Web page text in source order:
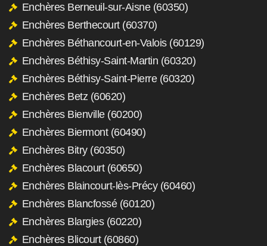
Enchères Berneuil-sur-Aisne (60350)
Enchères Berthecourt (60370)
Enchères Béthancourt-en-Valois (60129)
Enchères Béthisy-Saint-Martin (60320)
Enchères Béthisy-Saint-Pierre (60320)
Enchères Betz (60620)
Enchères Bienville (60200)
Enchères Biermont (60490)
Enchères Bitry (60350)
Enchères Blacourt (60650)
Enchères Blaincourt-lès-Précy (60460)
Enchères Blancfossé (60120)
Enchères Blargies (60220)
Enchères Blicourt (60860)